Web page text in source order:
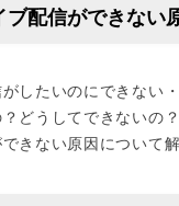
ブ配信ができない
したいのにできない
どうしてできないの
きない原因について解